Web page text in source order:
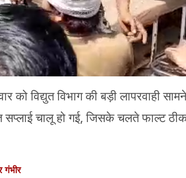
को विद्युत विभाग की बड़ी लापरवाही
चालू हो गई, जिसके चलते फाल्ट
गंभीर